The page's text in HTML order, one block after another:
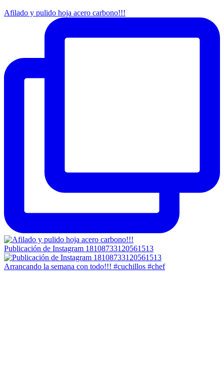
Afilado y pulido hoja acero carbono!!!
Publicación de Instagram 18108733120561513
Arrancando la semana con todo!!! #cuchillos #chef